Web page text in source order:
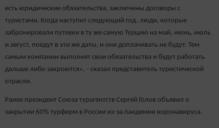
есть юридические обязательства, заключены договоры с
туристами. Когда наступит следующий год, люди, которые
забронировали путевки в ту же самую Турцию на май, июнь, июль
и август, поедут в эти же даты, и они доплачивать не будут. Тем
самым компании выполнят свои обязательства и будут работать
дальше либо закроются», - сказал представитель туристической
отрасли.
Ранее президент Союза турагентств Сергей Голов объявил о
закрытии 60% турфирм в России из-за пандемии коронавируса.